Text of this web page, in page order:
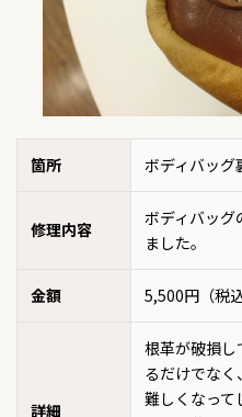
箇所 ボディバッグ
修理内容
ボディバッグ
ました。
金額 5,500円（税込
詳細
根革が破損し
るだけでな
難しくなって